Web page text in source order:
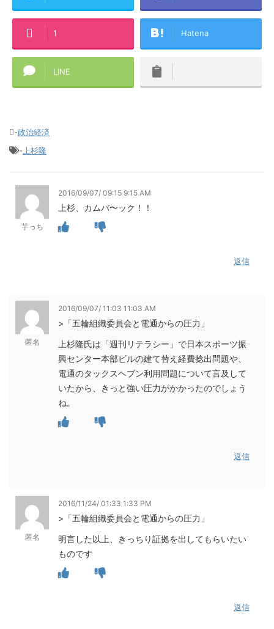
1 Hatena
LINE
-政治経済
- 上杉隆
芋っち
2016/09/07/ 09:15 9:15 AM
上杉、カムバ〜ック！！
返信
匿名
2016/09/07/ 11:03 11:03 AM
>「五輪組織委員会と電通からの圧力」
上杉隆氏は「週刊リテラシー」で日本スポーツ振
興センター本部ビルの建て替え経費捻出問題や、
電通のタックスヘブン利用問題について言及して
いたから、きっと強い圧力がかかったのでしょう
ね。
返信
匿名
2016/11/24/ 01:33 1:33 PM
>「五輪組織委員会と電通からの圧力」
明言した以上、きっちり証拠を出してもらいたい
ものです
返信